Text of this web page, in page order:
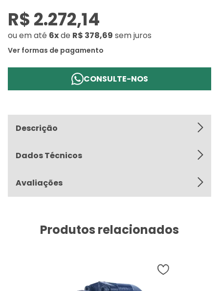
R$ 2.272,14
ouem até 6xde R$ 378,69 sem juros
Ver formas de pagamento
CONSULTE-NOS
Descrição
Dados Técnicos
Avaliações
Produtos relacionados